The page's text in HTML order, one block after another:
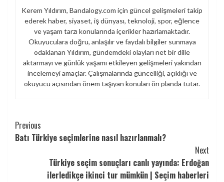
Kerem Yıldırım, Bandalogy.com için güncel gelişmeleri takip
ederek haber, siyaset, iş dünyası, teknoloji, spor, eğlence
ve yaşam tarzı konularında içerikler hazırlamaktadır.
Okuyuculara doğru, anlaşılır ve faydalı bilgiler sunmaya
odaklanan Yıldırım, gündemdeki olayları net bir dille
aktarmayı ve günlük yaşamı etkileyen gelişmeleri yakından
incelemeyi amaçlar. Çalışmalarında güncelliği, açıklığı ve
okuyucu açısından önem taşıyan konuları ön planda tutar.
Continue
Reading
Previous
Batı Türkiye seçimlerine nasıl hazırlanmalı?
Next
Türkiye seçim sonuçları canlı yayında: Erdoğan
ilerledikçe ikinci tur mümkün | Seçim haberleri